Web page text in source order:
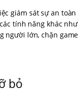
giám sát sự an
tính năng khác
người lớn, chặn
bỏ